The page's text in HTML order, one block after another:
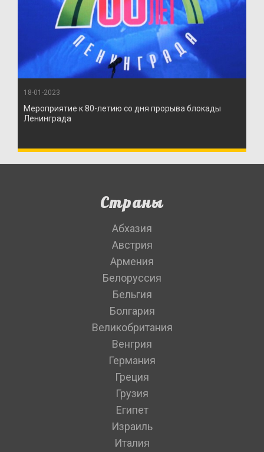
18-01-2023
Мероприятие к 80-летию со дня прорыва блокады
Ленинграда
Страны
Абхазия
Австрия
Армения
Белоруссия
Бельгия
Болгария
Великобритания
Венгрия
Германия
Греция
Грузия
Египет
Израиль
Италия